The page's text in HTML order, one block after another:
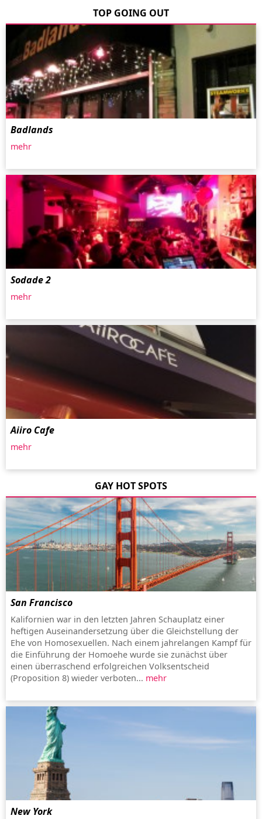
TOP GOING OUT
Badlands
mehr
Sodade 2
mehr
Aiiro Cafe
mehr
GAY HOT SPOTS
San Francisco
Kalifornien war in den letzten Jahren Schauplatz einer
heftigen Auseinandersetzung über die Gleichstellung der
Ehe von Homosexuellen. Nach einem jahrelangen Kampf für
die Einführung der Homoehe wurde sie zunächst über
einen überraschend erfolgreichen Volksentscheid
(Proposition 8) wieder verboten... mehr
New York